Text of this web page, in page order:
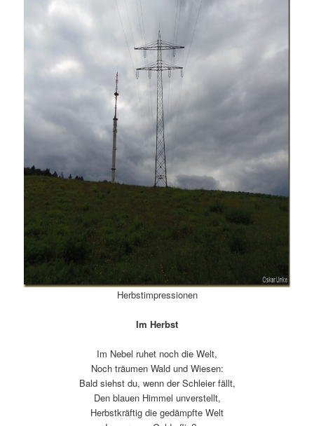
Herbstimpressionen
Im Herbst
Im Nebel ruhet noch die Welt,
Noch träumen Wald und Wiesen:
Bald siehst du, wenn der Schleier fällt,
Den blauen Himmel unverstellt,
Herbstkräftig die gedämpfte Welt